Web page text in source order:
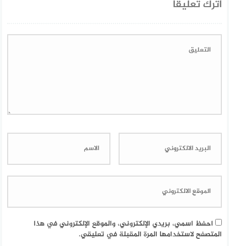
اترك تعليقاً
احفظ اسمي، بريدي الإلكتروني، والموقع الإلكتروني في هذا
المتصفح لاستخدامها المرة المقبلة في تعليقي.